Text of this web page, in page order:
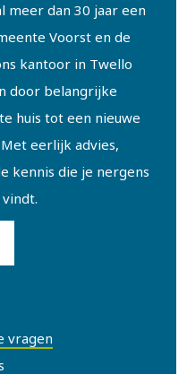
meer dan 30 jaar een
Voorst en de
kantoor in Twello
door belangrijke
huis tot een nieuwe
eerlijk advies,
kennis die je nergens
vragen